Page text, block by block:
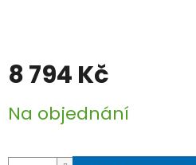
8 794 Kč
cena:
Na objednání